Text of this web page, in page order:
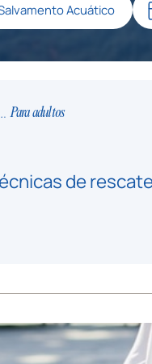
Acuático
Para adultos
de